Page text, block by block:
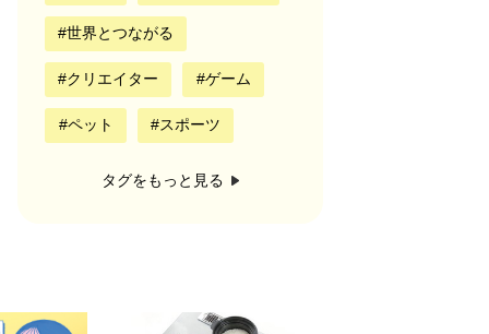
世界とつながる
クリエイター ゲーム
ペット スポーツ
タグをもっと見る